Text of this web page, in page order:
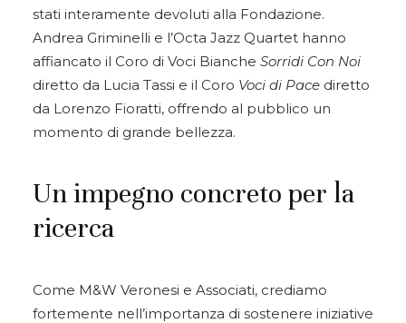
stati interamente devoluti alla Fondazione.
Andrea Griminelli e l’Octa Jazz Quartet hanno
affiancato il Coro di Voci Bianche Sorridi Con Noi
diretto da Lucia Tassi e il Coro Voci di Pace diretto
da Lorenzo Fioratti, offrendo al pubblico un
momento di grande bellezza.
Un impegno concreto per la
ricerca
Come M&W Veronesi e Associati, crediamo
fortemente nell’importanza di sostenere iniziative